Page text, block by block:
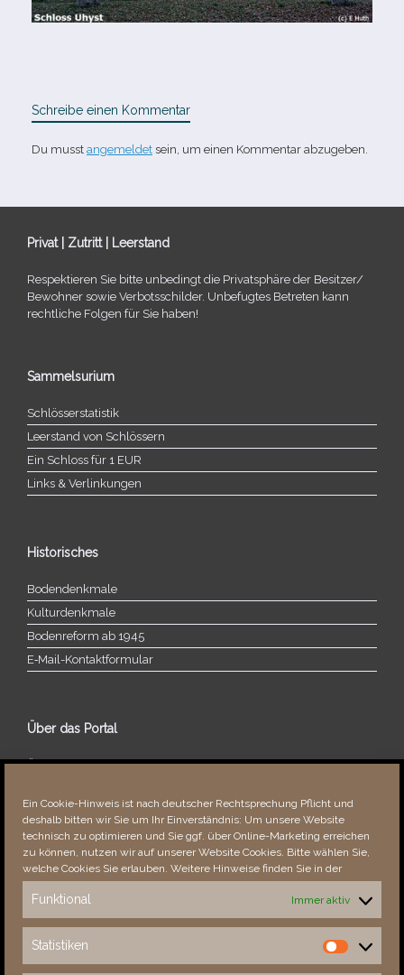
Ein Cookie-Hinweis ist nach deutscher Rechtsprechung Pflicht und
deshalb bitten wir Sie um Ihr Einverständnis: Um unsere Website
technisch zu optimieren und Sie ggf. über Online-Marketing erreichen
zu können, nutzen wir auf unserer Website Cookies. Bitte wählen Sie,
welche Cookies Sie erlauben. Weitere Hinweise finden Sie in der
Funktional Immer aktiv
Statistiken
Statistiken
Schreibe einen Kommentar
Du musst angemeldet sein, um einen Kommentar abzugeben.
Privat | Zutritt | Leerstand
Respektieren Sie bitte unbe­dingt die Privatsphäre der Besitzer/​
Bewohner sowie Verbotsschilder. Unbefugtes Betreten kann
recht­li­che Folgen für Sie haben!
Sammelsurium
Schlösserstatistik
Leerstand von Schlössern
Ein Schloss für 1 EUR
Links & Verlinkungen
Historisches
Bodendenkmale
Kulturdenkmale
Bodenreform ab 1945
E‑Mail-​​Kontaktformular
Über das Portal
Über dieses Portal
Fehler bemerkt?
Besucher seit 08/​2021